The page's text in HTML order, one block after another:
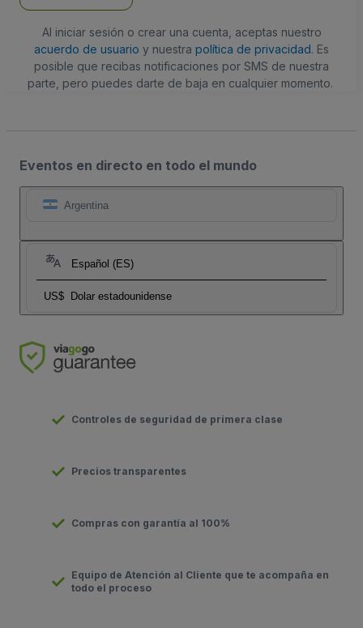
Al iniciar sesión o crear una cuenta, aceptas nuestro
acuerdo de usuario y nuestra política de privacidad. Es
posible que recibas notificaciones por SMS de nuestra
parte, pero puedes darte de baja en cualquier momento.
Eventos en directo en todo el mundo
Argentina
Español (ES)
US$ Dolar estadounidense
Controles de seguridad de primera clase
Precios transparentes
Compras con garantía al 100%
Equipo de Atención al Cliente que te acompaña en
todo el proceso